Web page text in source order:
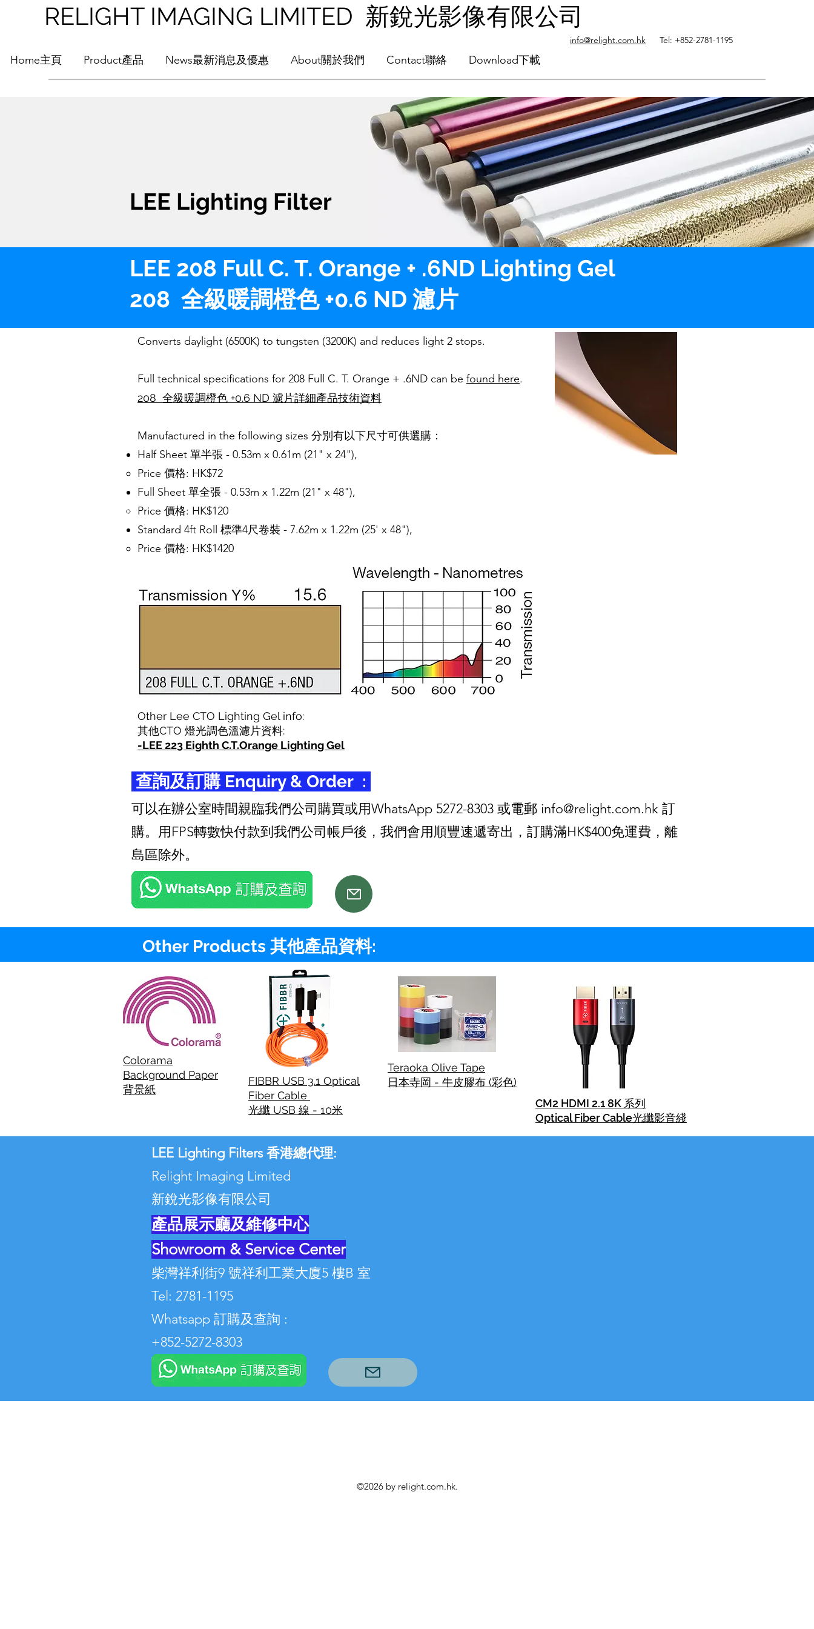
RELIGHT IMAGING LIMITED 新銳光影像有限公司
info@relight.com.hk Tel: +852-2781-1195
Home主頁 Product產品 News最新消息及優惠 About關於我們 Contact聯絡 Download下載
LEE Lighting Filter
LEE 208 Full C. T. Orange + .6ND Lighting Gel
208 全級暖調橙色 +0.6 ND 濾片
Converts daylight (6500K) to tungsten (3200K) and reduces light 2 stops.
Full technical specifications for 208 Full C. T. Orange + .6ND can be found here.
208 全級暖調橙色 +0.6 ND 濾片詳細產品技術資料
Manufactured in the following sizes 分別有以下尺寸可供選購：
Half Sheet 單半張 - 0.53m x 0.61m (21" x 24"),
Price 價格: HK$72
Full Sheet 單全張 - 0.53m x 1.22m (21" x 48"),
Price 價格: HK$120
Standard 4ft Roll 標準4尺卷裝 - 7.62m x 1.22m (25' x 48"),
Price 價格: HK$1420
Other Lee CTO Lighting Gel info:
其他CTO 燈光調色溫濾片資料:
-LEE 223 Eighth C.T.Orange Lighting Gel
查詢及訂購 Enquiry & Order :
可以在辦公室時間親臨我們公司購買或用WhatsApp 5272-8303 或電郵 info@relight.com.hk 訂
購。用FPS轉數快付款到我們公司帳戶後，我們會用順豐速遞寄出，訂購滿HK$400免運費，離
島區除外。
Other Products 其他產品資料:
Colorama
Background Paper
背景紙
FIBBR USB 3.1 Optical
Fiber Cable
光纖 USB 線 - 10米
Teraoka Olive Tape
日本寺岡 - 牛皮膠布 (彩色)
CM2 HDMI 2.1 8K 系列
Optical Fiber Cable光纖影音綫
LEE Lighting Filters 香港總代理:
Relight Imaging Limited
新銳光影像有限公司
產品展示廳及維修中心
Showroom & Service Center
柴灣祥利街9 號祥利工業大廈5 樓B 室
Tel: 2781-1195
Whatsapp 訂購及查詢 :
+852-5272-8303
©2026 by relight.com.hk.